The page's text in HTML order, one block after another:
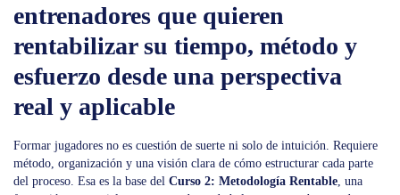
entrenadores que quieren
rentabilizar su tiempo, método y
esfuerzo desde una perspectiva
real y aplicable
Formar jugadores no es cuestión de suerte ni solo de intuición. Requiere
método, organización y una visión clara de cómo estructurar cada parte
del proceso. Esa es la base del Curso 2: Metodología Rentable , una